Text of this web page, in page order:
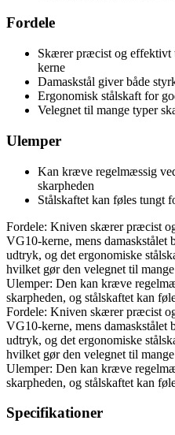
Fordele
Skærer præcist og effektivt
kerne
Damaskstål giver både
Ergonomisk stålskaft for
Velegnet til mange typer
Ulemper
Kan kræve regelmæssig
skarpheden
Stålskaftet kan føles tungt
Fordele: Kniven skærer præcist
VG10-kerne, mens damaskstålet
udtryk, og det ergonomiske
hvilket gør den velegnet til
Ulemper: Den kan kræve
skarpheden, og stålskaftet kan
Fordele: Kniven skærer præcist
VG10-kerne, mens damaskstålet
udtryk, og det ergonomiske
hvilket gør den velegnet til
Ulemper: Den kan kræve
skarpheden, og stålskaftet kan
Specifikationer